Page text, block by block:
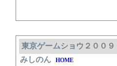
東京ゲームショウ２００９
みしのん
HOME